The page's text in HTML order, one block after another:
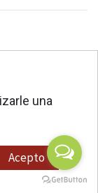
una
Acepto